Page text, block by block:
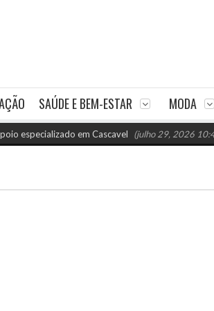
SAÚDE E BEM-ESTAR MODA
em Cascavel (julho 29, 2026 10:45 am)